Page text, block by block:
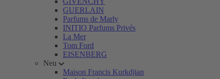
GUERLAIN
Parfums de Marly
INITIO Parfums Privés
La Mer
Tom Ford
EISENBERG
Neu
Maison Francis Kurkdjian